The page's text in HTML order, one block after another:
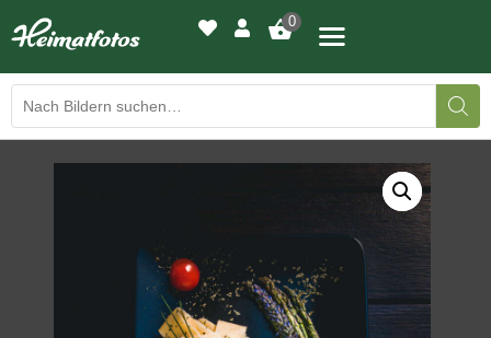
0
LED-LEUCHTBILDER
WIR DRUCKEN IHR BILD